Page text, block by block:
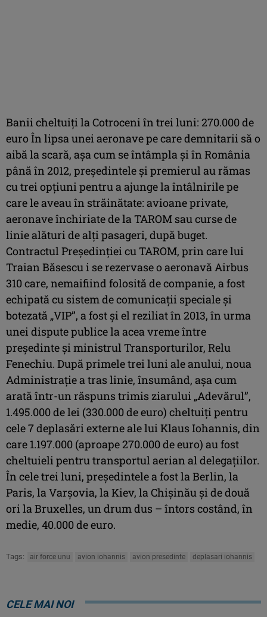
Banii cheltuiţi la Cotroceni în trei luni: 270.000 de
euro În lipsa unei aeronave pe care demnitarii să o
aibă la scară, aşa cum se întâmpla şi în România
până în 2012, preşedintele şi premierul au rămas
cu trei opţiuni pentru a ajunge la întâlnirile pe
care le aveau în străinătate: avioane private,
aeronave închiriate de la TAROM sau curse de
linie alături de alţi pasageri, după buget.
Contractul Preşedinţiei cu TAROM, prin care lui
Traian Băsescu i se rezervase o aeronavă Airbus
310 care, nemaifiind folosită de companie, a fost
echipată cu sistem de comunicaţii speciale şi
botezată „VIP”, a fost şi el reziliat în 2013, în urma
unei dispute publice la acea vreme între
preşedinte şi ministrul Transporturilor, Relu
Fenechiu. După primele trei luni ale anului, noua
Administraţie a tras linie, însumând, aşa cum
arată într-un răspuns trimis ziarului „Adevărul”,
1.495.000 de lei (330.000 de euro) cheltuiţi pentru
cele 7 deplasări externe ale lui Klaus Iohannis, din
care 1.197.000 (aproape 270.000 de euro) au fost
cheltuieli pentru transportul aerian al delegaţiilor.
În cele trei luni, preşedintele a fost la Berlin, la
Paris, la Varşovia, la Kiev, la Chişinău şi de două
ori la Bruxelles, un drum dus – întors costând, în
medie, 40.000 de euro.
Tags: air force unu avion iohannis avion presedinte deplasari iohannis
CELE MAI NOI